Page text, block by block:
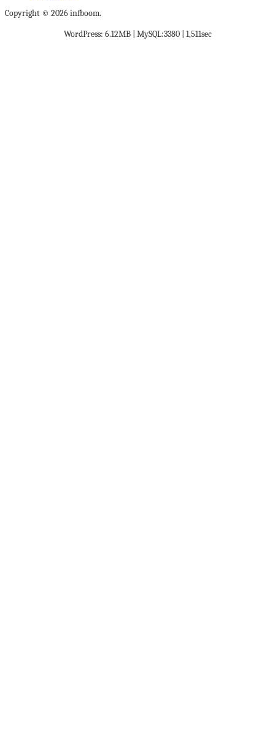
Copyright © 2026 infboom.
WordPress: 6.12MB | MySQL:3380 | 1,511sec